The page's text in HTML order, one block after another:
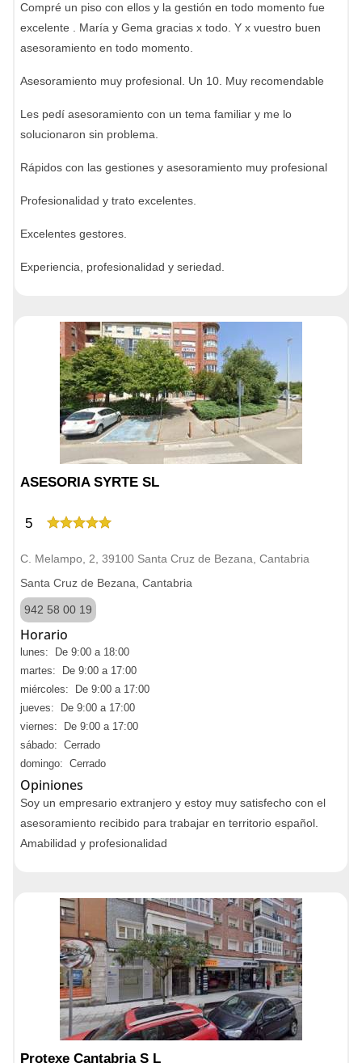
Compré un piso con ellos y la gestión en todo momento fue
excelente . María y Gema gracias x todo. Y x vuestro buen
asesoramiento en todo momento.
Asesoramiento muy profesional. Un 10. Muy recomendable
Les pedí asesoramiento con un tema familiar y me lo
solucionaron sin problema.
Rápidos con las gestiones y asesoramiento muy profesional
Profesionalidad y trato excelentes.
Excelentes gestores.
Experiencia, profesionalidad y seriedad.
ASESORIA SYRTE SL
5
C. Melampo, 2, 39100 Santa Cruz de Bezana, Cantabria
Santa Cruz de Bezana, Cantabria
942 58 00 19
Horario
lunes: De 9:00 a 18:00
martes: De 9:00 a 17:00
miércoles: De 9:00 a 17:00
jueves: De 9:00 a 17:00
viernes: De 9:00 a 17:00
sábado: Cerrado
domingo: Cerrado
Opiniones
Soy un empresario extranjero y estoy muy satisfecho con el
asesoramiento recibido para trabajar en territorio español.
Amabilidad y profesionalidad
Protexe Cantabria S L